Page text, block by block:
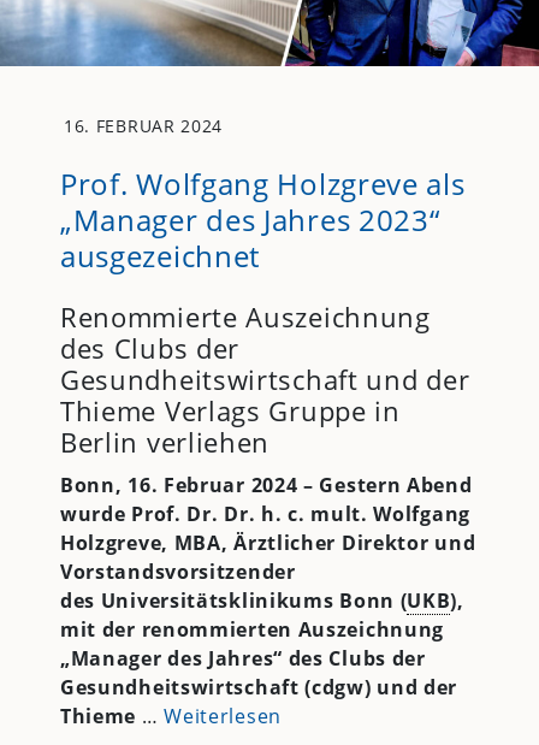
16. FEBRUAR 2024
Prof. Wolfgang Holzgreve als
„Manager des Jahres 2023“
ausgezeichnet
Renommierte Auszeichnung
des Clubs der
Gesundheitswirtschaft und der
Thieme Verlags Gruppe in
Berlin verliehen
Bonn, 16. Februar 2024 – Gestern Abend
wurde Prof. Dr. Dr. h. c. mult. Wolfgang
Holzgreve, MBA, Ärztlicher Direktor und
Vorstandsvorsitzender
des Universitätsklinikums Bonn (UKB),
mit der renommierten Auszeichnung
„Manager des Jahres“ des Clubs der
Gesundheitswirtschaft (cdgw) und der
Thieme …Weiterlesen